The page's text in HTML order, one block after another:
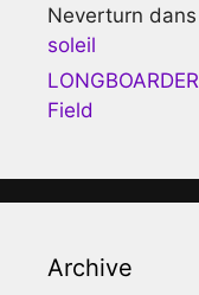
Neverturn dans
soleil
LONGBOARDER
Field
Archive